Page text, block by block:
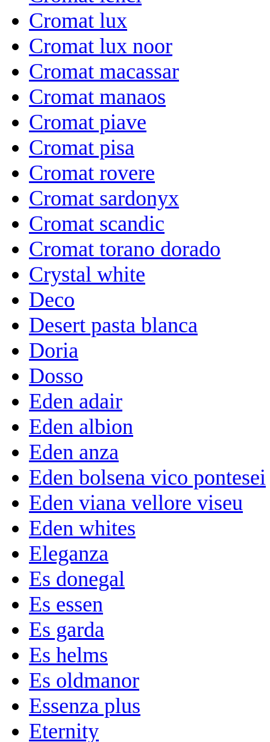
Cromat lux
Cromat lux noor
Cromat macassar
Cromat manaos
Cromat piave
Cromat pisa
Cromat rovere
Cromat sardonyx
Cromat scandic
Cromat torano dorado
Crystal white
Deco
Desert pasta blanca
Doria
Dosso
Eden adair
Eden albion
Eden anza
Eden bolsena vico pontesei
Eden viana vellore viseu
Eden whites
Eleganza
Es donegal
Es essen
Es garda
Es helms
Es oldmanor
Essenza plus
Eternity